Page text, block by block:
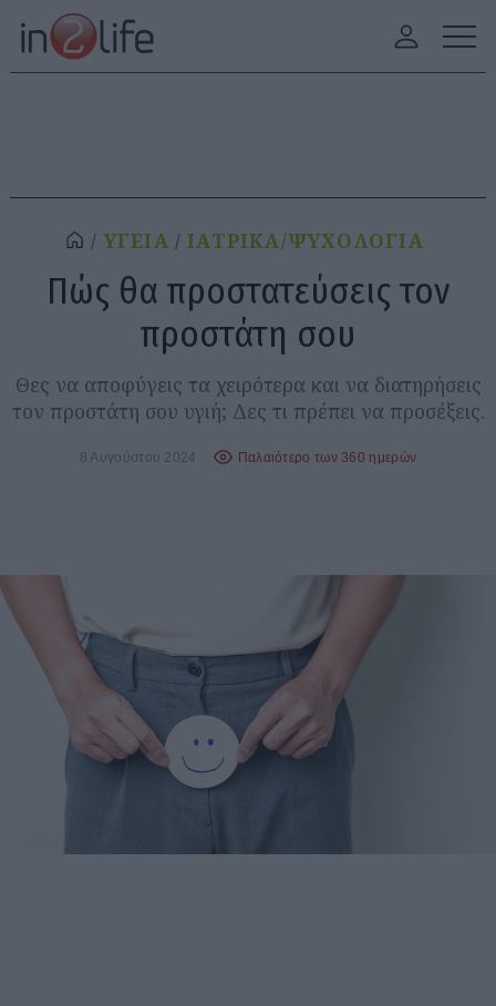
ΥΓΕΙΑ ΙΑΤΡΙΚΑ/ΨΥΧΟΛΟΓΙΑ
Πώς θα προστατεύσεις τον
προστάτη σου
Θες να αποφύγεις τα χειρότερα και να διατηρήσεις
τον προστάτη σου υγιή; Δες τι πρέπει να προσέξεις.
8 Αυγούστου 2024 Παλαιότερο των 360 ημερών